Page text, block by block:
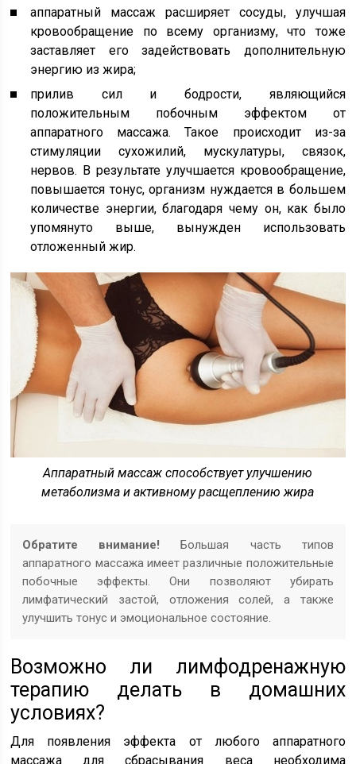
аппаратный массаж расширяет сосуды, улучшая
кровообращение по всему организму, что тоже
заставляет его задействовать дополнительную
энергию из жира;
прилив сил и бодрости, являющийся
положительным побочным эффектом от
аппаратного массажа. Такое происходит из-за
стимуляции сухожилий, мускулатуры, связок,
нервов. В результате улучшается кровообращение,
повышается тонус, организм нуждается в большем
количестве энергии, благодаря чему он, как было
упомянуто выше, вынужден использовать
отложенный жир.
Аппаратный массаж способствует улучшению
метаболизма и активному расщеплению жира
Обратите внимание! Большая часть типов
аппаратного массажа имеет различные положительные
побочные эффекты. Они позволяют убирать
лимфатический застой, отложения солей, а также
улучшить тонус и эмоциональное состояние.
Возможно ли лимфодренажную
терапию делать в домашних
условиях?
Для появления эффекта от любого аппаратного
массажа для сбрасывания веса необходима